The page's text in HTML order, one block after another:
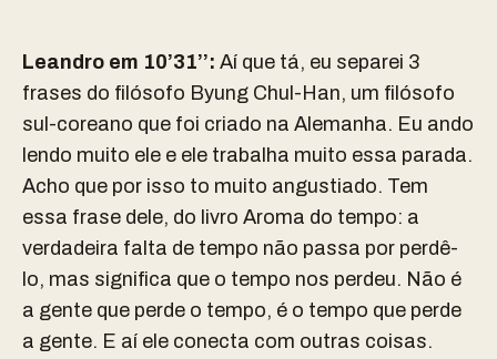
Leandro em 10’31’’: Aí que tá, eu separei 3
frases do filósofo Byung Chul-Han, um filósofo
sul-coreano que foi criado na Alemanha. Eu ando
lendo muito ele e ele trabalha muito essa parada.
Acho que por isso to muito angustiado. Tem
essa frase dele, do livro Aroma do tempo: a
verdadeira falta de tempo não passa por perdê-
lo, mas significa que o tempo nos perdeu. Não é
a gente que perde o tempo, é o tempo que perde
a gente. E aí ele conecta com outras coisas.